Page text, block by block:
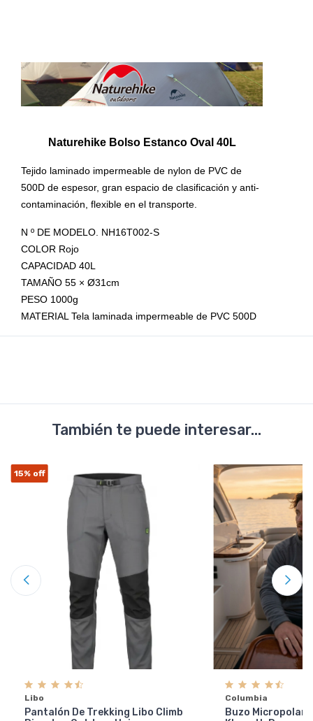
Naturehike Bolso Estanco Oval 40L
Tejido laminado impermeable de nylon de PVC de
500D de espesor, gran espacio de clasificación y anti-
contaminación, flexible en el transporte.
N º DE MODELO. NH16T002-S
COLOR Rojo
CAPACIDAD 40L
TAMAÑO 55 × Ø31cm
PESO 1000g
MATERIAL Tela laminada impermeable de PVC 500D
También te puede interesar...
15% off
Libo
Pantalón De Trekking Libo Climb
Columbia
Buzo Micropolar